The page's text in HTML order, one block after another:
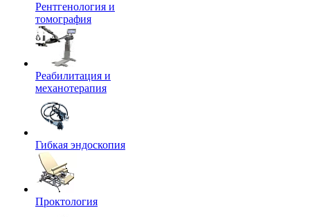
Рентгенология и
томография
Реабилитация и
механотерапия
Гибкая эндоскопия
Проктология